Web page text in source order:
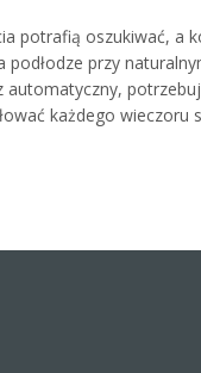
potrafią oszukiwać, a
przy
automatyczny,
każdego wieczoru